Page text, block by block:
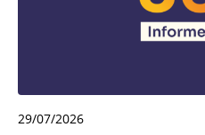
29/07/2026